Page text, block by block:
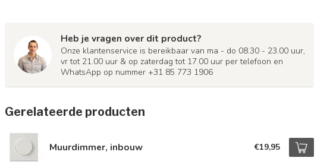
Heb je vragen over dit product?
Onze klantenservice is bereikbaar van ma - do 08.30 - 23.00 uur,
vr tot 21.00 uur & op zaterdag tot 17.00 uur per telefoon en
WhatsApp op nummer +31 85 773 1906
Gerelateerde producten
Muurdimmer, inbouw €19,95